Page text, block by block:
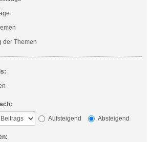
der Themen
Aufsteigend
Absteigend